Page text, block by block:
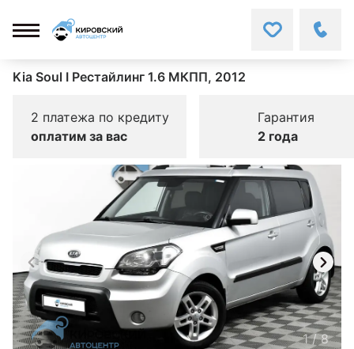
Kia Soul I Рестайлинг 1.6 МКПП, 2012
2 платежа по кредиту
оплатим за вас
Гарантия
2 года
1/8